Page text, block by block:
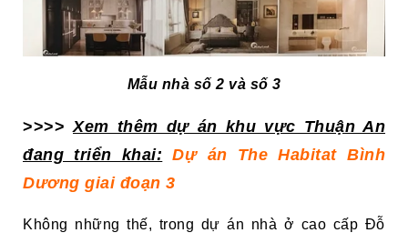
Mẫu nhà số 2 và số 3
>>>> Xem thêm dự án khu vực Thuận An
đang triển khai:
Dự án The Habitat Bình
Dương giai đoạn 3
Không những thế, trong dự án nhà ở cao cấp Đỗ